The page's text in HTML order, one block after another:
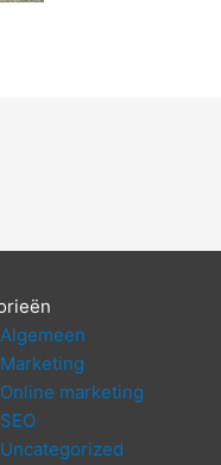
Algemeen
Marketing
Online marketing
SEO
Uncategorized